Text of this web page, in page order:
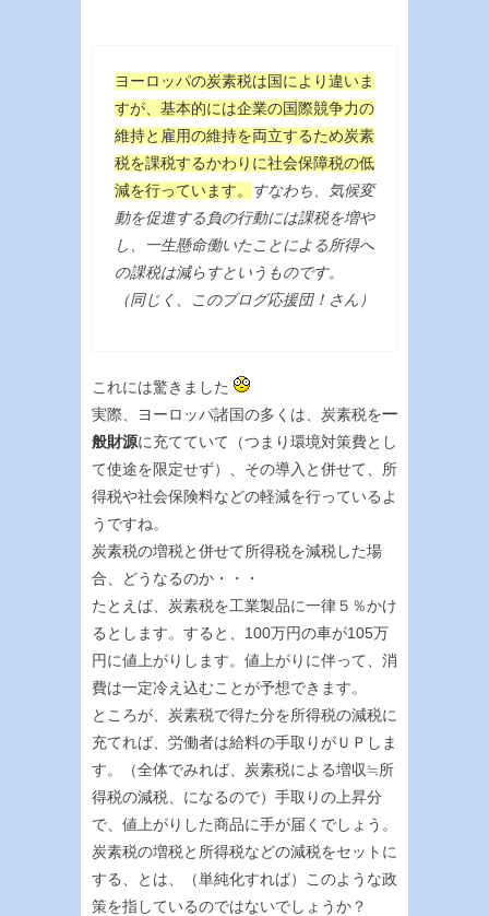
ヨーロッパの炭素税は国により違いま
すが、基本的には企業の国際競争力の
維持と雇用の維持を両立するため炭素
税を課税するかわりに社会保障税の低
減を行っています。
すなわち、気候変
動を促進する負の行動には課税を増や
し、一生懸命働いたことによる所得へ
の課税は減らすというものです。
（同じく、このブログ応援団！さん）
これには驚きました
実際、ヨーロッパ諸国の多くは、炭素税を一
般財源に充てていて（つまり環境対策費とし
て使途を限定せず）、その導入と併せて、所
得税や社会保険料などの軽減を行っているよ
うですね。
炭素税の増税と併せて所得税を減税した場
合、どうなるのか・・・
たとえば、炭素税を工業製品に一律５％かけ
るとします。すると、100万円の車が105万
円に値上がりします。値上がりに伴って、消
費は一定冷え込むことが予想できます。
ところが、炭素税で得た分を所得税の減税に
充てれば、労働者は給料の手取りがＵＰしま
す。（全体でみれば、炭素税による増収≒所
得税の減税、になるので）手取りの上昇分
で、値上がりした商品に手が届くでしょう。
炭素税の増税と所得税などの減税をセットに
する、とは、（単純化すれば）このような政
策を指しているのではないでしょうか？